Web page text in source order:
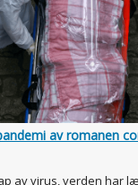
av romanen
av virus, verden har